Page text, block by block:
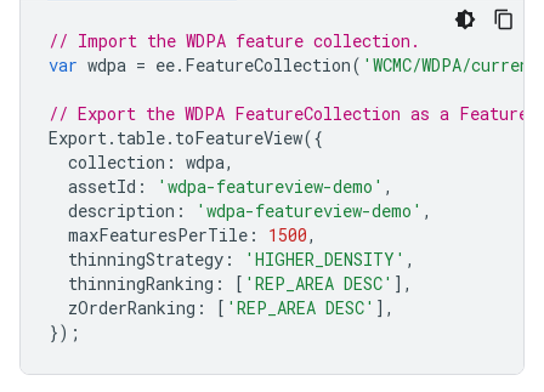
// Import the WDPA feature collection.
var wdpa = ee. FeatureCollection( 'WCMC/WDPA/
// Export the WDPA FeatureCollection as a
Export. table. toFeatureView({
collection : wdpa,
assetId : 'wdpa-featureview-demo' ,
description : 'wdpa-featureview-demo' ,
maxFeaturesPerTile : 1500,
thinningStrategy : 'HIGHER_DENSITY' ,
thinningRanking : [ 'REP_AREA DESC' ],
zOrderRanking : [ 'REP_AREA DESC' ],
});